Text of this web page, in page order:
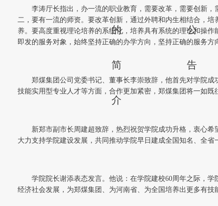
的
简
介
公
告
李涛厅长指出，办一流的职业教育，需要改革，需要创新
二，要有一流的师资。要改革创新，通过外聘和内生相结合，
养。要高度重视理论培养的系统化，培养具有系统的理论和操
即发的服务对象，始终坚持正确的办学方向，坚持正确的服务方
郑煤集团公司党委书记、董事长李崇致辞，他首先对学院
技能实用型专业人才等方面，合作更加紧密，郑煤集团将一如既
新郑市副市长周建超致辞，热烈祝贺学院成功升格，衷心
大力支持学院建设发展，共同推动学院早日建成全国知名、全省
学院院长谢添表态发言。他说：在学院建校60周年之际，
经济社会发展，为郑煤集团、为河南省、为全国培养出更多有技